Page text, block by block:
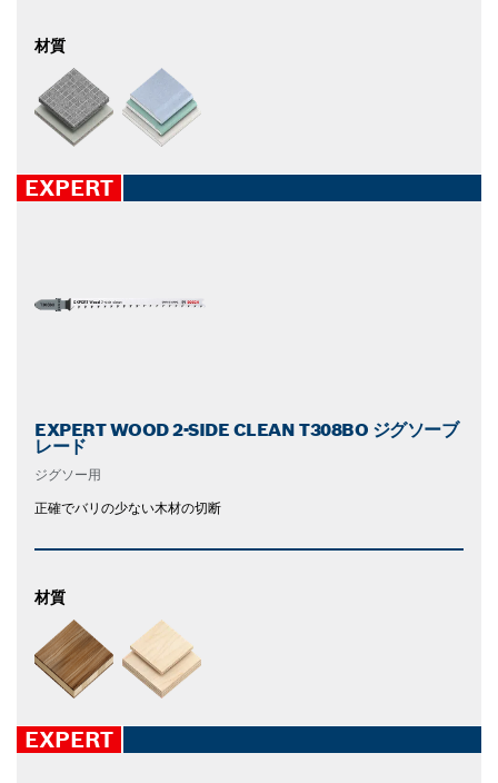
材質
EXPERT
EXPERT WOOD 2-SIDE CLEAN T308BO ジグソーブ
レード
ジグソー用
正確でバリの少ない木材の切断
材質
EXPERT